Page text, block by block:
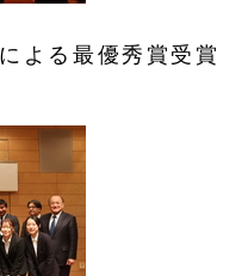
よる最優秀賞受賞